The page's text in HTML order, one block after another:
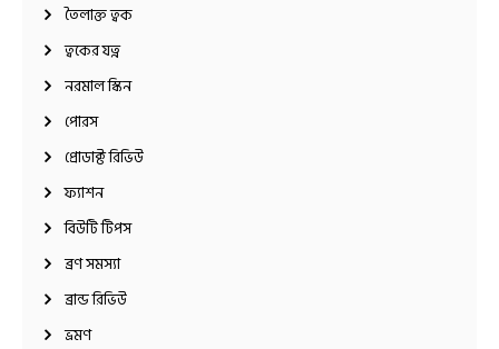
তৈলাক্ত ত্বক
ত্বকের যত্ন
নরমাল স্কিন
পোরস
প্রোডাক্ট রিভিউ
ফ্যাশন
বিউটি টিপস
ব্রণ সমস্যা
ব্রান্ড রিভিউ
ভ্রমণ